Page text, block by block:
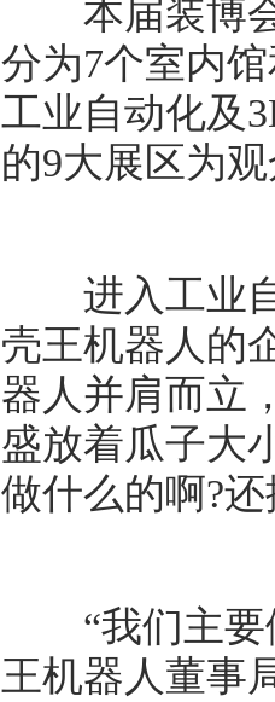
本届装博会
分为7个室内
工业自动化及
的9大展区为
进入工业自
壳王机器人的
器人并肩而立
盛放着瓜子大
做什么的啊?
“我们主要
王机器人董事